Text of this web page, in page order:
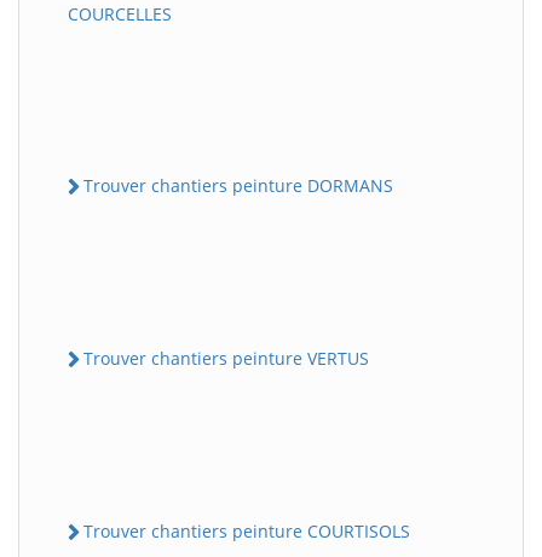
COURCELLES
Trouver chantiers peinture DORMANS
Trouver chantiers peinture VERTUS
Trouver chantiers peinture COURTISOLS